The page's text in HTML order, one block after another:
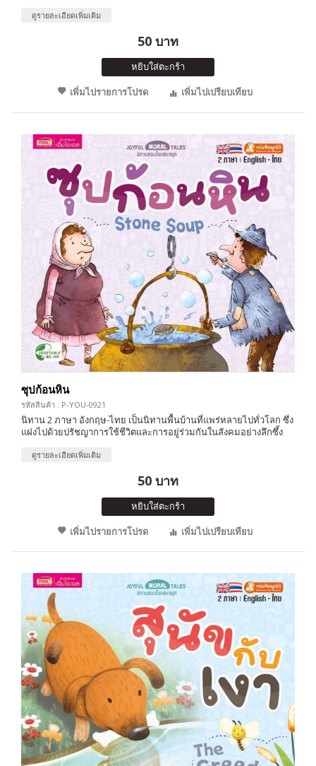
ดูรายละเอียดเพิ่มเติม
50 บาท
หยิบใส่ตะกร้า
เพิ่มไปรายการโปรด
เพิ่มไปเปรียบเทียบ
ซุปก้อนหิน
รหัสสินค้า : P-YOU-0921
นิทาน 2 ภาษา อังกฤษ-ไทย เป็นนิทานพื้นบ้านที่แพร่หลายไปทั่วโลก ซึ่ง
แฝงไปด้วยปรัชญาการใช้ชีวิตและการอยู่ร่วมกันในสังคมอย่างลึกซึ้ง
ดูรายละเอียดเพิ่มเติม
50 บาท
หยิบใส่ตะกร้า
เพิ่มไปรายการโปรด
เพิ่มไปเปรียบเทียบ